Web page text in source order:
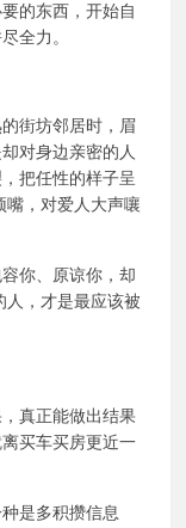
的东西，开始自
全力。
街坊邻居时，眉
对身边亲密的人
把任性的样子呈
嘴，对爱人大声嚷
你、原谅你，却
人，才是最应该被
真正能做出结果
买车买房更近一
是多积攒信息